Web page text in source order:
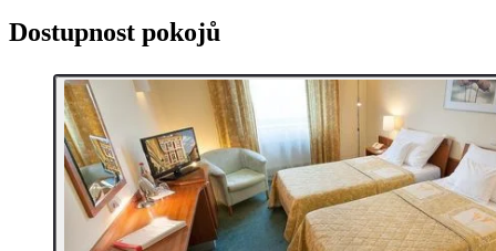
Dostupnost pokojů